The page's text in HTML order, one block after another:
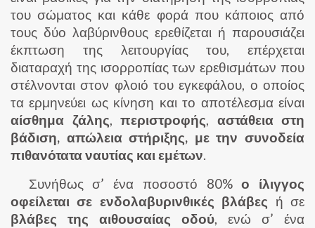
του σώματος και κάθε φορά που κάποιος από
τους δύο λαβύρινθους ερεθίζεται ή παρουσιάζει
έκπτωση της λειτουργίας του, επέρχεται
διαταραχή της ισορροπίας των ερεθισμάτων που
στέλνονται στον φλοιό του εγκεφάλου, ο οποίος
τα ερμηνεύει ως κίνηση και το αποτέλεσμα είναι
αίσθημα ζάλης, περιστροφής, αστάθεια στη
βάδιση, απώλεια στήριξης, με την συνοδεία
πιθανότατα ναυτίας και εμέτων.
Συνήθως σ’ ένα ποσοστό 80%ο ίλιγγος
οφείλεται σε ενδολαβυρινθικές βλάβες ή σε
βλάβες της αιθουσαίας οδού, ενώ σ’ ένα